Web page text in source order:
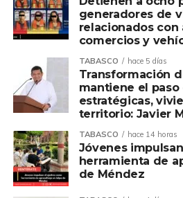
generadores de
relacionados con
comercios y
TABASCO hace 5 días
Transformación
mantiene el paso
estratégicas,
territorio: Javier
TABASCO hace 14 horas
Jóvenes
herramienta de
de Méndez